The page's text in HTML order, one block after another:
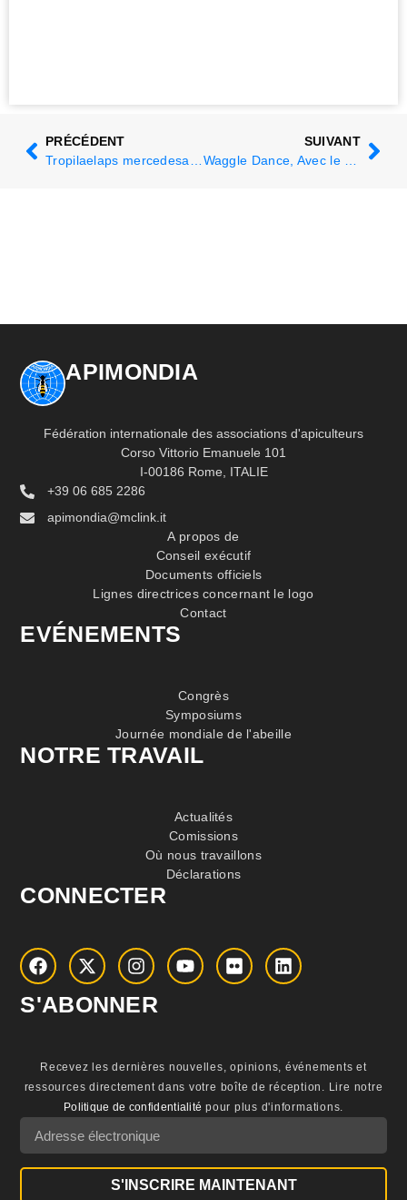
PRÉCÉDENT
SUIVANT
APIMONDIA
Fédération internationale des associations d'apiculteurs
Corso Vittorio Emanuele 101
I-00186 Rome, ITALIE
+39 06 685 2286
apimondia@mclink.it
A propos de
Conseil exécutif
Documents officiels
Lignes directrices concernant le logo
Contact
EVÉNEMENTS
Congrès
Symposiums
Journée mondiale de l'abeille
NOTRE TRAVAIL
Actualités
Comissions
Où nous travaillons
Déclarations
CONNECTER
S'ABONNER
Recevez les dernières nouvelles, opinions, événements et
ressources directement dans votre boîte de réception. Lire notre
Politique de confidentialité pour plus d'informations.
S'INSCRIRE MAINTENANT